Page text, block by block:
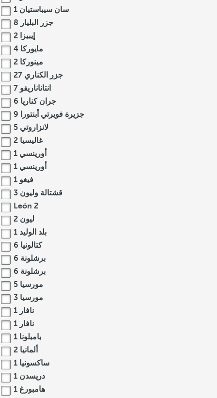
سان سيباستيان 1
جزر البليار 8
إيبيزا 2
مايوركا 4
مينوركا 2
جزر الكناري 27
انتاناناريفو 7
جران كناريا 6
جزيرة فويرتي أبنتورا 9
لانزاروتي 5
غاليسيا 2
أورينسي 1
أورينسي 1
فيغو 1
قشتالة وليون 3
León 2
ليون 2
بلد الوليد 1
كتالونيا 6
برشلونة 6
برشلونة 6
مورسيا 5
مورسيا 3
نافار 1
نافار 1
بامبلونا 1
ألمانيا 2
ساكسونيا 1
دريسدن 1
هامبورغ 1